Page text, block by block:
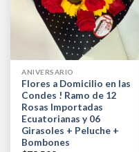
ANIVERSARIO
Flores a Domicilio en las
Condes ! Ramo de 12
Rosas Importadas
Ecuatorianas y 06
Girasoles + Peluche +
Bombones